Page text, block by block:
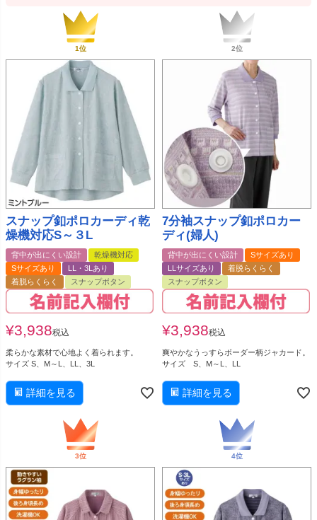
スナップ釦ポロカーディ乾
燥機対応S～３L
背中が出にくい設計
乾燥機対応
Sサイズあり
LL・3Lあり
着脱らくらく
スナップボタン
¥3,938税込
柔らかな素材で心地よく着られます。
サイズ S、M～L、LL、3L
詳細を見る
7分袖スナップ釦ポロカー
ディ(婦人)
背中が出にくい設計
Sサイズあり
LLサイズあり
着脱らくらく
スナップボタン
¥3,938税込
爽やかなうっすらボーダー柄ジャカード。
サイズ S、M～L、LL
詳細を見る